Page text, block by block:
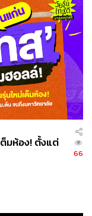
ต็มห้อง! ตั้งแต่
66